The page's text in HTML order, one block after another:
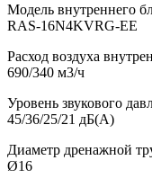
Модель внутреннего
RAS-16N4KVRG-EE
Расход воздуха
690/340 м3/ч
Уровень звукового
45/36/25/21 дБ(А)
Диаметр дренажной
Ø16